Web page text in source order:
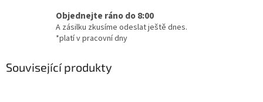
Objednejte ráno do 8:00
A zásilku zkusíme odeslat ještě dnes.
*platí v pracovní dny
Související produkty